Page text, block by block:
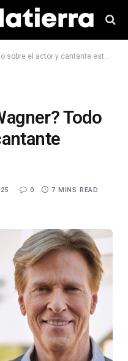
el actor y cantante estadounidense
Todo
0 7 MINS READ